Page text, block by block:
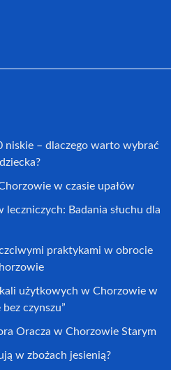
niskie – dlaczego warto wybrać
w czasie upałów
Badania słuchu dla
praktykami w obrocie
użytkowych w Chorzowie w
czynszu”
Oracza w Chorzowie Starym
w zbożach jesienią?